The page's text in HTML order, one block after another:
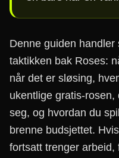
Denne guiden
taktikken bak Roses:
når det er sløsing,
ukentlige gratis-
seg, og hvordan du
brenne budsjettet.
fortsatt trenger